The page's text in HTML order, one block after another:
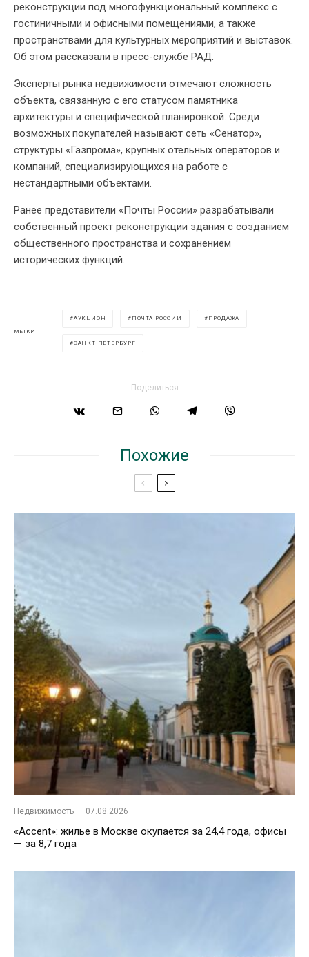
реконструкции под многофункциональный комплекс с
гостиничными и офисными помещениями, а также
пространствами для культурных мероприятий и выставок.
Об этом рассказали в пресс-службе РАД.
Эксперты рынка недвижимости отмечают сложность
объекта, связанную с его статусом памятника
архитектуры и специфической планировкой. Среди
возможных покупателей называют сеть «Сенатор»,
структуры «Газпрома», крупных отельных операторов и
компаний, специализирующихся на работе с
нестандартными объектами.
Ранее представители «Почты России» разрабатывали
собственный проект реконструкции здания с созданием
общественного пространства и сохранением
исторических функций.
МЕТКИ
АУКЦИОН ПОЧТА РОССИИ ПРОДАЖА
САНКТ-ПЕТЕРБУРГ
Поделиться
Похожие
Недвижимость · 07.08.2026
«Accent»: жилье в Москве окупается за 24,4 года, офисы
— за 8,7 года